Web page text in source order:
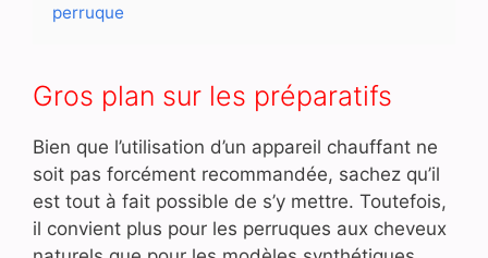
perruque
Gros plan sur les préparatifs
Bien que l’utilisation d’un appareil chauffant ne
soit pas forcément recommandée, sachez qu’il
est tout à fait possible de s’y mettre. Toutefois,
il convient plus pour les perruques aux cheveux